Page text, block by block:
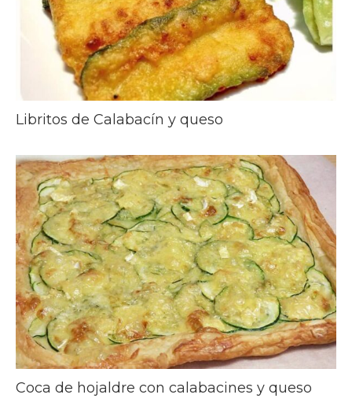
Libritos de Calabacín y queso
Coca de hojaldre con calabacines y queso